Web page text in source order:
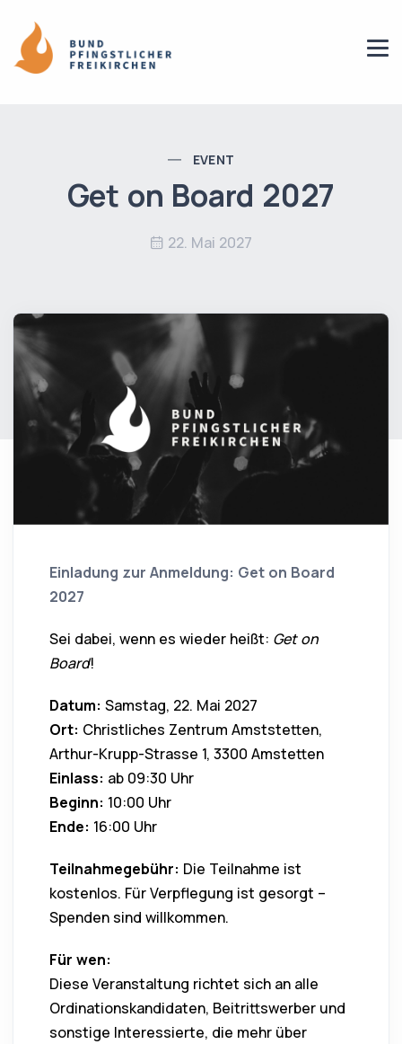
EVENT
Get on Board 2027
22. Mai 2027
Einladung zur Anmeldung: Get on Board
2027
Sei dabei, wenn es wieder heißt: Get on
Board!
Datum: Samstag, 22. Mai 2027
Ort: Christliches Zentrum Amststetten,
Arthur-Krupp-Strasse 1, 3300 Amstetten
Einlass: ab 09:30 Uhr
Beginn: 10:00 Uhr
Ende: 16:00 Uhr
Teilnahmegebühr: Die Teilnahme ist
kostenlos. Für Verpflegung ist gesorgt –
Spenden sind willkommen.
Für wen:
Diese Veranstaltung richtet sich an alle
Ordinationskandidaten, Beitrittswerber und
sonstige Interessierte, die mehr über